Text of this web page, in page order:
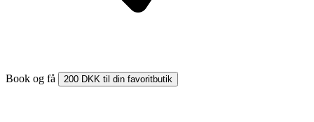
Book og få 200 DKK til din favoritbutik